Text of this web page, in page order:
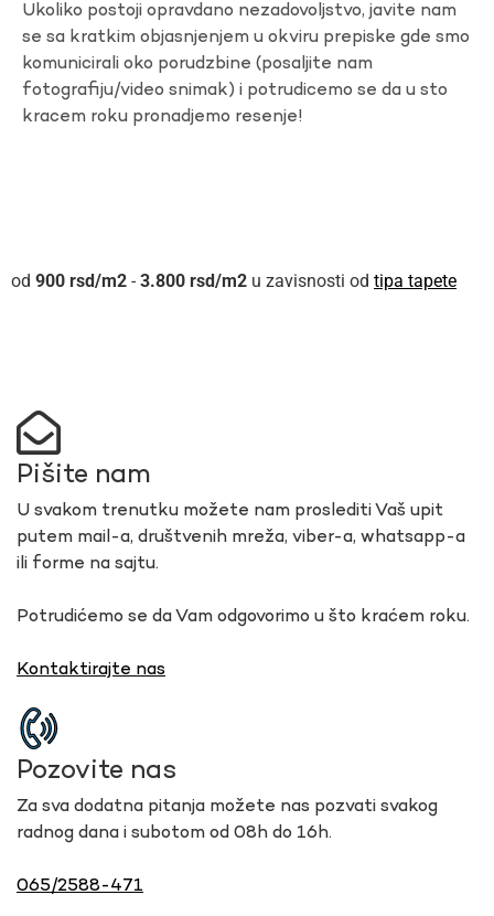
Ukoliko postoji opravdano nezadovoljstvo, javite nam
se sa kratkim objasnjenjem u okviru prepiske gde smo
komunicirali oko porudzbine (posaljite nam
fotografiju/video snimak) i potrudicemo se da u sto
kracem roku pronadjemo resenje!
900 rsd - 3.800 rsd u zavisnosti od tipa tapete
Pišite nam
U svakom trenutku možete nam proslediti Vaš upit
putem mail-a, društvenih mreža, viber-a, whatsapp-a
ili forme na sajtu.
Potrudićemo se da Vam odgovorimo u što kraćem roku.
Kontaktirajte nas
Pozovite nas
Za sva dodatna pitanja možete nas pozvati svakog
radnog dana i subotom od 08h do 16h.
065/2588-471